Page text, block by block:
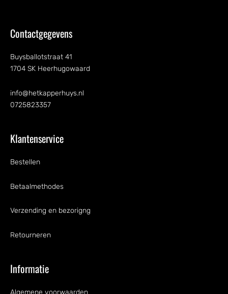
Contactgegevens
Buysballotstraat 41
1704 SK Heerhugowaard
info@hetkapperhuys.nl
0725823357
Klantenservice
Bestellen
Betaalmethodes
Verzending en bezorigng
Retourneren
Informatie
Algemene voorwaarden